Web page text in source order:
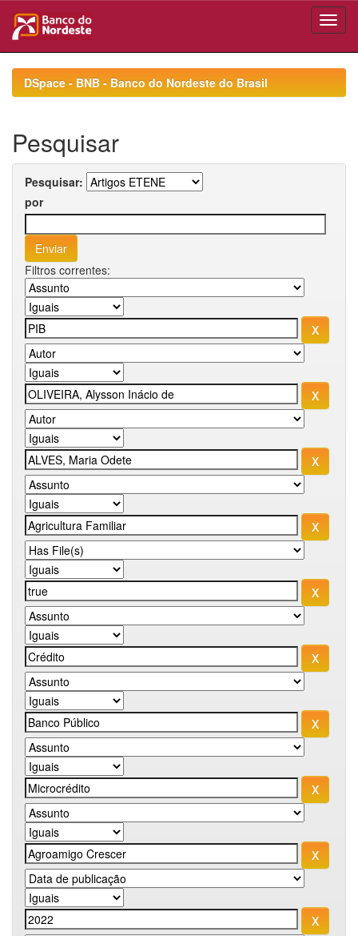
navigationDSpace - BNB - Banco do Nordeste do Brasil
Pesquisar
Pesquisar:
por
Filtros correntes: